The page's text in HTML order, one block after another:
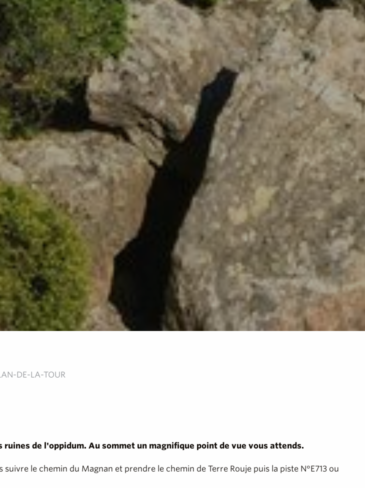
DE-LA-TOUR
de l'oppidum. Au sommet un magnifique point de vue vous attends.
le chemin du Magnan et prendre le chemin de Terre Rouje puis la piste N°E713 ou